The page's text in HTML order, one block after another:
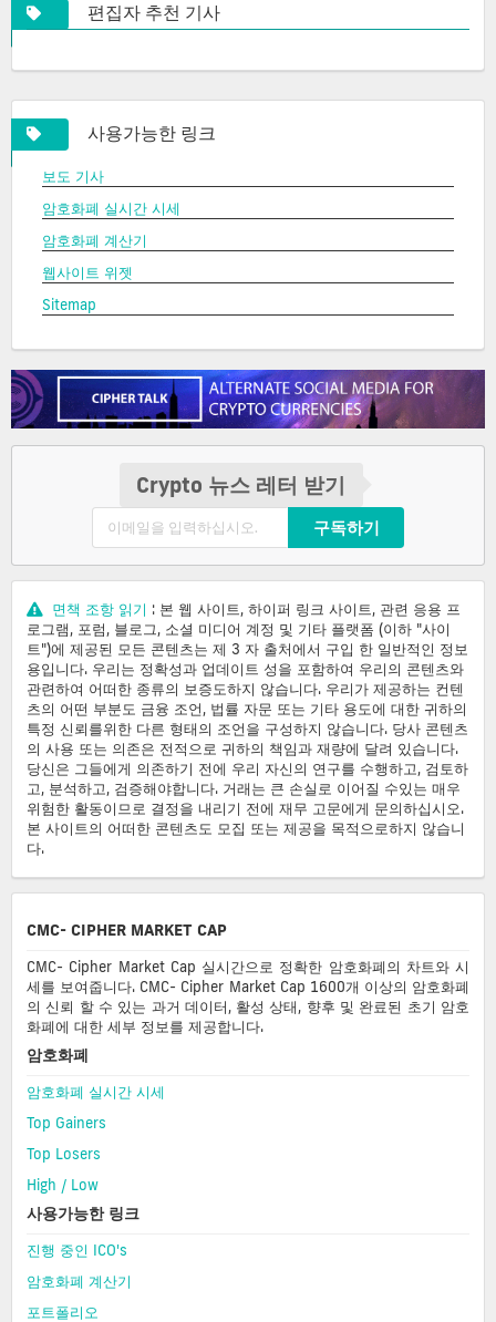
편집자 추천 기사
사용가능한 링크
보도 기사
암호화폐 실시간 시세
암호화폐 계산기
웹사이트 위젯
Sitemap
Crypto 뉴스 레터 받기
구독하기
면책 조항 읽기 : 본 웹 사이트, 하이퍼 링크 사이트, 관련 응용 프
로그램, 포럼, 블로그, 소셜 미디어 계정 및 기타 플랫폼 (이하 "사이
트")에 제공된 모든 콘텐츠는 제 3 자 출처에서 구입 한 일반적인 정보
용입니다. 우리는 정확성과 업데이트 성을 포함하여 우리의 콘텐츠와
관련하여 어떠한 종류의 보증도하지 않습니다. 우리가 제공하는 컨텐
츠의 어떤 부분도 금융 조언, 법률 자문 또는 기타 용도에 대한 귀하의
특정 신뢰를위한 다른 형태의 조언을 구성하지 않습니다. 당사 콘텐츠
의 사용 또는 의존은 전적으로 귀하의 책임과 재량에 달려 있습니다.
당신은 그들에게 의존하기 전에 우리 자신의 연구를 수행하고, 검토하
고, 분석하고, 검증해야합니다. 거래는 큰 손실로 이어질 수있는 매우
위험한 활동이므로 결정을 내리기 전에 재무 고문에게 문의하십시오.
본 사이트의 어떠한 콘텐츠도 모집 또는 제공을 목적으로하지 않습니
다.
CMC- CIPHER MARKET CAP
CMC- Cipher Market Cap 실시간으로 정확한 암호화폐의 차트와 시
세를 보여줍니다. CMC- Cipher Market Cap 1600개 이상의 암호화폐
의 신뢰 할 수 있는 과거 데이터, 활성 상태, 향후 및 완료된 초기 암호
화폐에 대한 세부 정보를 제공합니다.
암호화폐
암호화폐 실시간 시세
Top Gainers
Top Losers
High / Low
사용가능한 링크
진행 중인 ICO's
암호화폐 계산기
포트폴리오